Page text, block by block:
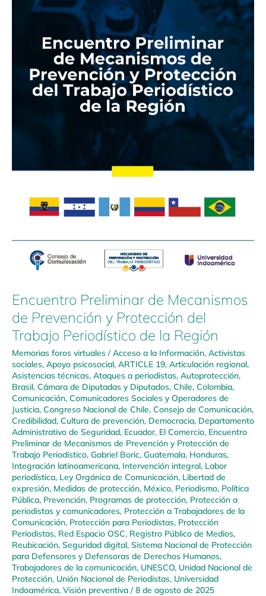
Encuentro Preliminar de Mecanismos
de Prevención y Protección del
Trabajo Periodístico de la Región
Memorias foros virtuales /Acceso a la Información, Activistas
sociales, Apoyo psicosocial, ARTICLE 19, Articulación regional,
Asistencias técnicas, Ataques a periodistas, Autoprotección,
Brasil, Cámara de Diputadas y Diputados, Chile, Colombia,
Comunicación, Comunicadores Sociales y Operadores de
Justicia, Congreso Nacional de Chile, Consejo de Comunicación,
Credibilidad, Cultura de prevención, Democracia, Departamento
Administrativo de Seguridad, Ecuador, El Comercio, Encuentro
Preliminar de Mecanismos de Prevención y Protección de
Trabajo Periodístico, Gabriel Boric, Guatemala, Honduras,
Integración latinoamericana, Intervención integral, Labor
periodística, Ley Orgánica de Comunicación, Libertad de
expresión, Medidas de protección, México, Periodismo, Política
Pública, Prevención, Programas de protección, Protección a
periodistas y comunicadores, Protección a Trabajadores de la
Comunicación, Protección para Periodistas, Protección
Periodistas, Red Espacio OSC, Registro Público de Medios,
Reubicación, Seguridad digital, Sistema Nacional de Protección
para Defensores y Defensoras de Derechos Humanos,
Trabajadores de la comunicación, UNESCO, Unidad Nacional de
Protección, Unión Nacional de Periodistas, Universidad
Indoamérica, Visión preventiva /8 de agosto de 2025
Prevención
Periodístico